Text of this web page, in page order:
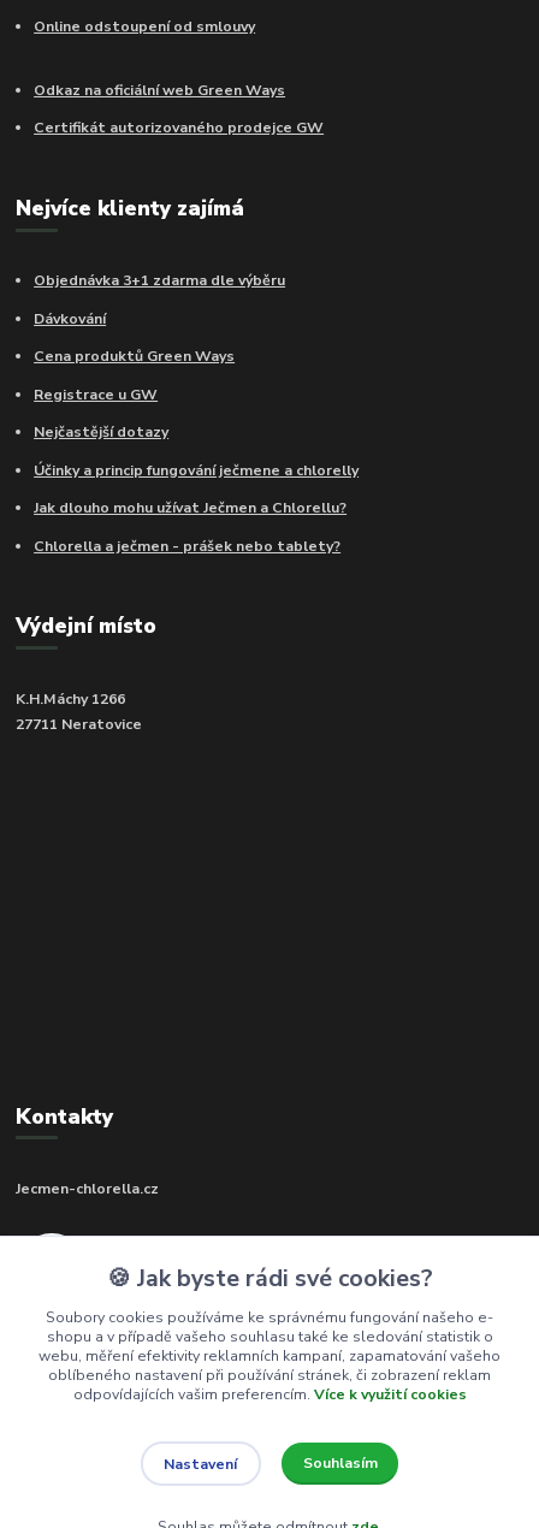
Online odstoupení od smlouvy
Odkaz na oficiální web Green Ways
Certifikát autorizovaného prodejce GW
Nejvíce klienty zajímá
Objednávka 3+1 zdarma dle výběru
Dávkování
Cena produktů Green Ways
Registrace u GW
Nejčastější dotazy
Účinky a princip fungování ječmene a chlorelly
Jak dlouho mohu užívat Ječmen a Chlorellu?
Chlorella a ječmen - prášek nebo tablety?
Výdejní místo
K.H.Máchy 1266
27711 Neratovice
Kontakty
Jecmen-chlorella.cz
(Po-Pá, 9-17 hod.)
info@jecmen-chlorella.cz
🍪 Jak byste rádi své cookies?
Soubory cookies používáme ke správnému fungování našeho e-
shopu a v případě vašeho souhlasu také ke sledování statistik o
webu, měření efektivity reklamních kampaní, zapamatování vašeho
oblíbeného nastavení při používání stránek, či zobrazení reklam
odpovídajících vašim preferencím. Více k využití cookies
Nastavení Souhlasím